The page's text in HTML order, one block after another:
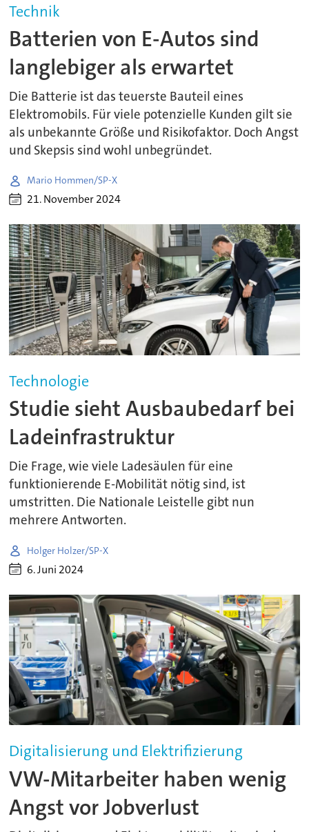
Technik
Batterien von E-Autos sind
langlebiger als erwartet
Die Batterie ist das teuerste Bauteil eines
Elektromobils. Für viele potenzielle Kunden gilt sie
als unbekannte Größe und Risikofaktor. Doch Angst
und Skepsis sind wohl unbegründet.
Mario Hommen/SP-X
21. November 2024
Technologie
Studie sieht Ausbaubedarf bei
Ladeinfrastruktur
Die Frage, wie viele Ladesäulen für eine
funktionierende E-Mobilität nötig sind, ist
umstritten. Die Nationale Leistelle gibt nun
mehrere Antworten.
Holger Holzer/SP-X
6. Juni 2024
Digitalisierung und Elektrifizierung
VW-Mitarbeiter haben wenig
Angst vor Jobverlust